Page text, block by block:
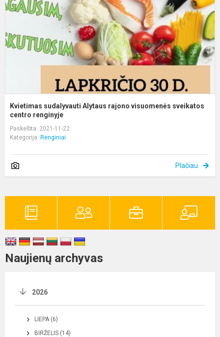
Kvietimas sudalyvauti Alytaus rajono visuomenės sveikatos
centro renginyje
Paskelbta: 2021-11-22
Kategorija: Renginiai
Plačiau
Naujienų archyvas
2026
LIEPA (6)
BIRŽELIS (14)